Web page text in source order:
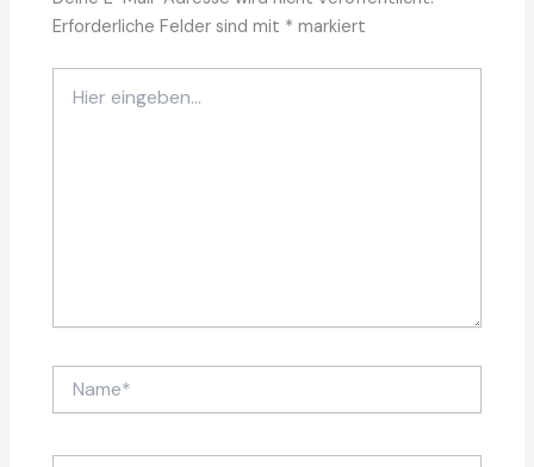
Erforderliche Felder sind mit * markiert
eingeben…